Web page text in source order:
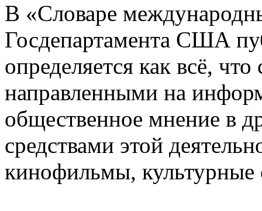
В «Словаре
Госдепартамента США
определяется как всё,
направленными на
общественное мнение в
средствами этой
кинофильмы, культурные